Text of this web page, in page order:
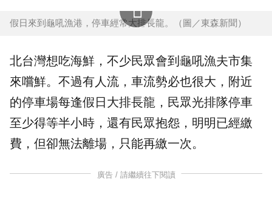
假日來到龜吼漁港，停車經常大排長龍。（圖／東森新聞）
北台灣想吃海鮮 ，不少民眾會到 龜吼漁夫市集
來嚐鮮。不過有人流，車流勢必也很大，附近
的停車場每逢假日大排長龍，民眾光排隊停車
至少得等半小時，還有民眾抱怨，明明已經繳
費，但卻無法離場，只能再繳一次。
廣告 / 請繼續往下閱讀